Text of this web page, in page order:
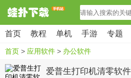
首页 教程 单机 手游 专题
首页 > 应用软件 > 办公软件
爱普生打印机清零软